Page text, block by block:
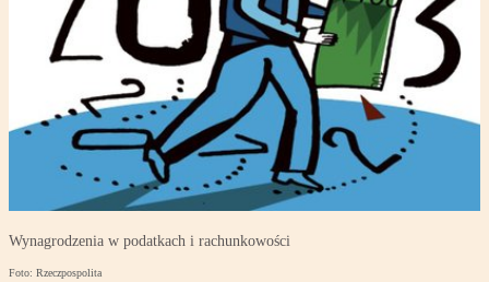
Wynagrodzenia w podatkach i rachunkowości
Foto: Rzeczpospolita